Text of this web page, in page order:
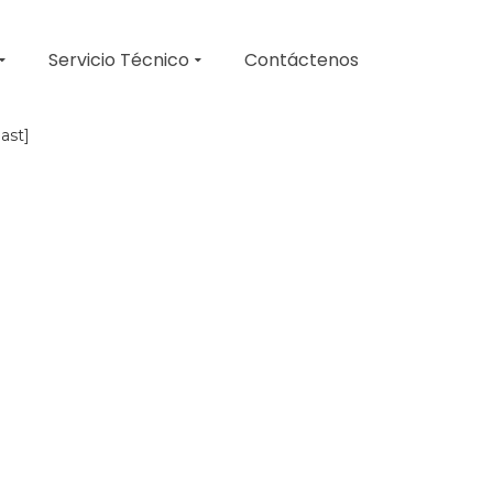
Servicio Técnico Contáctenos